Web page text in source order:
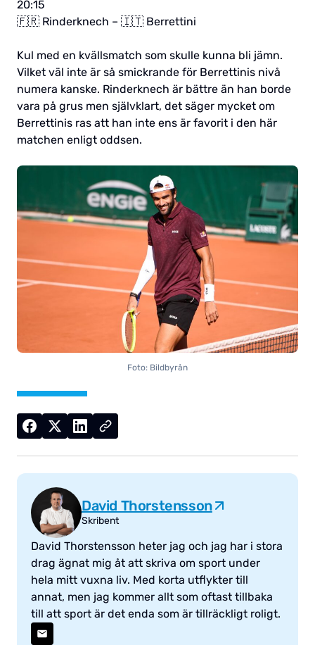
20:15
🇫🇷 Rinderknech – 🇮🇹 Berrettini
Kul med en kvällsmatch som skulle kunna bli jämn.
Vilket väl inte är så smickrande för Berrettinis nivå
numera kanske. Rinderknech är bättre än han borde
vara på grus men självklart, det säger mycket om
Berrettinis ras att han inte ens är favorit i den här
matchen enligt oddsen.
Foto: Bildbyrån
David Thorstensson
Skribent
David Thorstensson heter jag och jag har i stora
drag ägnat mig åt att skriva om sport under
hela mitt vuxna liv. Med korta utflykter till
annat, men jag kommer allt som oftast tillbaka
till att sport är det enda som är tillräckligt roligt.